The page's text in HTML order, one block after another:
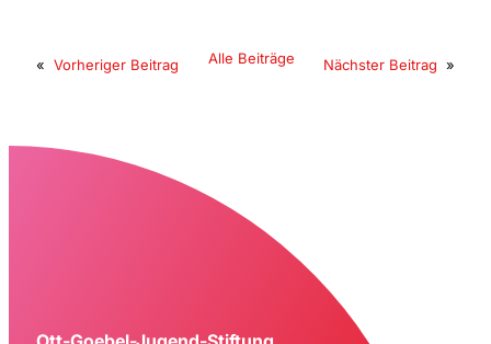
« Vorheriger Beitrag Alle Beiträge Nächster Beitrag »